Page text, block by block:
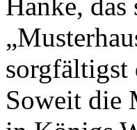
sorgfältigst
Soweit die